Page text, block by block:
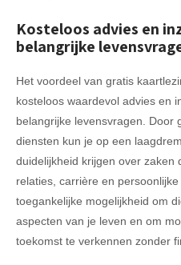
Kosteloos advies en
belangrijke
Het voordeel van gratis
kosteloos waardevol advies en
belangrijke levensvragen. Door
diensten kun je op een
duidelijkheid krijgen over zaken
relaties, carrière en
toegankelijke mogelijkheid om
aspecten van je leven en om
toekomst te verkennen zonder